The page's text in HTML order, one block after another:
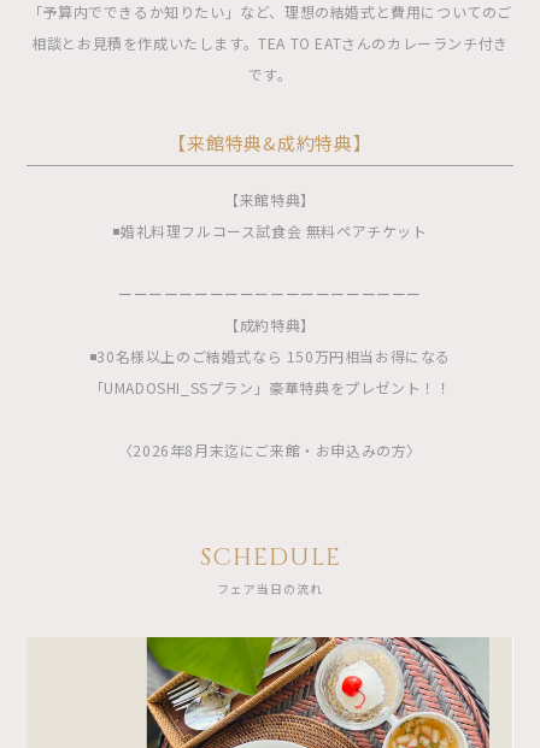
「予算内でできるか知りたい」など、理想の結婚式と費用についてのご
相談とお見積を作成いたします。TEA TO EATさんのカレーランチ付き
です。
【来館特典&成約特典】
【来館特典】
◾️婚礼料理フルコース試食会 無料ペアチケット
ーーーーーーーーーーーーーーーーーーーー
【成約特典】
◾️30名様以上のご結婚式なら 150万円相当お得になる
「UMADOSHI_SSプラン」豪華特典をプレゼント！！
〈2026年8月末迄にご来館・お申込みの方〉
SCHEDULE
フェア当日の流れ